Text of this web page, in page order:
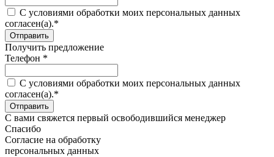
C условиями обработки моих персональных данных
согласен(а).*
Получить предложение
Телефон *
C условиями обработки моих персональных данных
согласен(а).*
С вами свяжется первый освободившийся менеджер
Спасибо
Согласие на обработку
персональных данных